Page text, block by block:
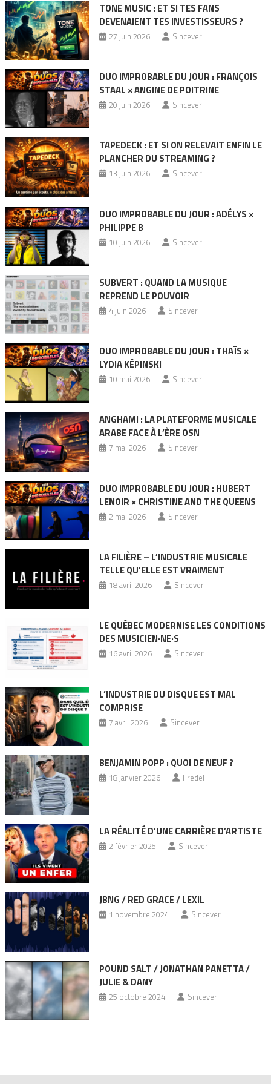
TONE MUSIC : ET SI TES FANS
DEVENAIENT TES INVESTISSEURS ?
27 juin 2026 Sincever
DUO IMPROBABLE DU JOUR : FRANÇOIS
STAAL × ANGINE DE POITRINE
20 juin 2026 Sincever
TAPEDECK : ET SI ON RELEVAIT ENFIN LE
PLANCHER DU STREAMING ?
13 juin 2026 Sincever
DUO IMPROBABLE DU JOUR : ADÉLYS ×
PHILIPPE B
10 juin 2026 Sincever
SUBVERT : QUAND LA MUSIQUE
REPREND LE POUVOIR
4 juin 2026 Sincever
DUO IMPROBABLE DU JOUR : THAÏS ×
LYDIA KÉPINSKI
10 mai 2026 Sincever
ANGHAMI : LA PLATEFORME MUSICALE
ARABE FACE À L’ÈRE OSN
7 mai 2026 Sincever
DUO IMPROBABLE DU JOUR : HUBERT
LENOIR × CHRISTINE AND THE QUEENS
2 mai 2026 Sincever
LA FILIÈRE – L’INDUSTRIE MUSICALE
TELLE QU’ELLE EST VRAIMENT
18 avril 2026 Sincever
LE QUÉBEC MODERNISE LES CONDITIONS
DES MUSICIEN·NE·S
16 avril 2026 Sincever
L’INDUSTRIE DU DISQUE EST MAL
COMPRISE
7 avril 2026 Sincever
BENJAMIN POPP : QUOI DE NEUF ?
18 janvier 2026 Fredel
LA RÉALITÉ D’UNE CARRIÈRE D’ARTISTE
2 février 2025 Sincever
JBNG / RED GRACE / LEXIL
1 novembre 2024 Sincever
POUND SALT / JONATHAN PANETTA /
JULIE & DANY
25 octobre 2024 Sincever